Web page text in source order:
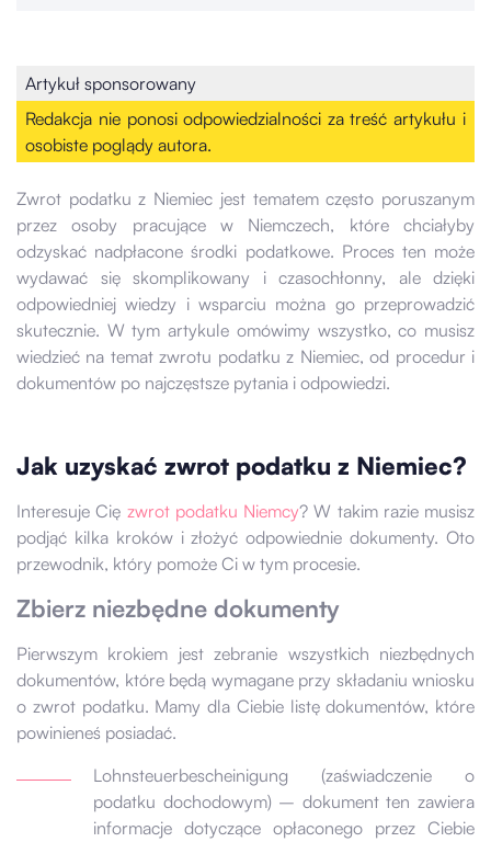
Artykuł sponsorowany
Redakcja nie ponosi odpowiedzialności za treść artykułu i
osobiste poglądy autora.
Zwrot podatku z Niemiec jest tematem często poruszanym
przez osoby pracujące w Niemczech, które chciałyby
odzyskać nadpłacone środki podatkowe. Proces ten może
wydawać się skomplikowany i czasochłonny, ale dzięki
odpowiedniej wiedzy i wsparciu można go przeprowadzić
skutecznie. W tym artykule omówimy wszystko, co musisz
wiedzieć na temat zwrotu podatku z Niemiec, od procedur i
dokumentów po najczęstsze pytania i odpowiedzi.
Jak uzyskać zwrot podatku z Niemiec?
Interesuje Cię zwrot podatku Niemcy? W takim razie musisz
podjąć kilka kroków i złożyć odpowiednie dokumenty. Oto
przewodnik, który pomoże Ci w tym procesie.
Zbierz niezbędne dokumenty
Pierwszym krokiem jest zebranie wszystkich niezbędnych
dokumentów, które będą wymagane przy składaniu wniosku
o zwrot podatku. Mamy dla Ciebie listę dokumentów, które
powinieneś posiadać.
Lohnsteuerbescheinigung (zaświadczenie o
podatku dochodowym) – dokument ten zawiera
informacje dotyczące opłaconego przez Ciebie